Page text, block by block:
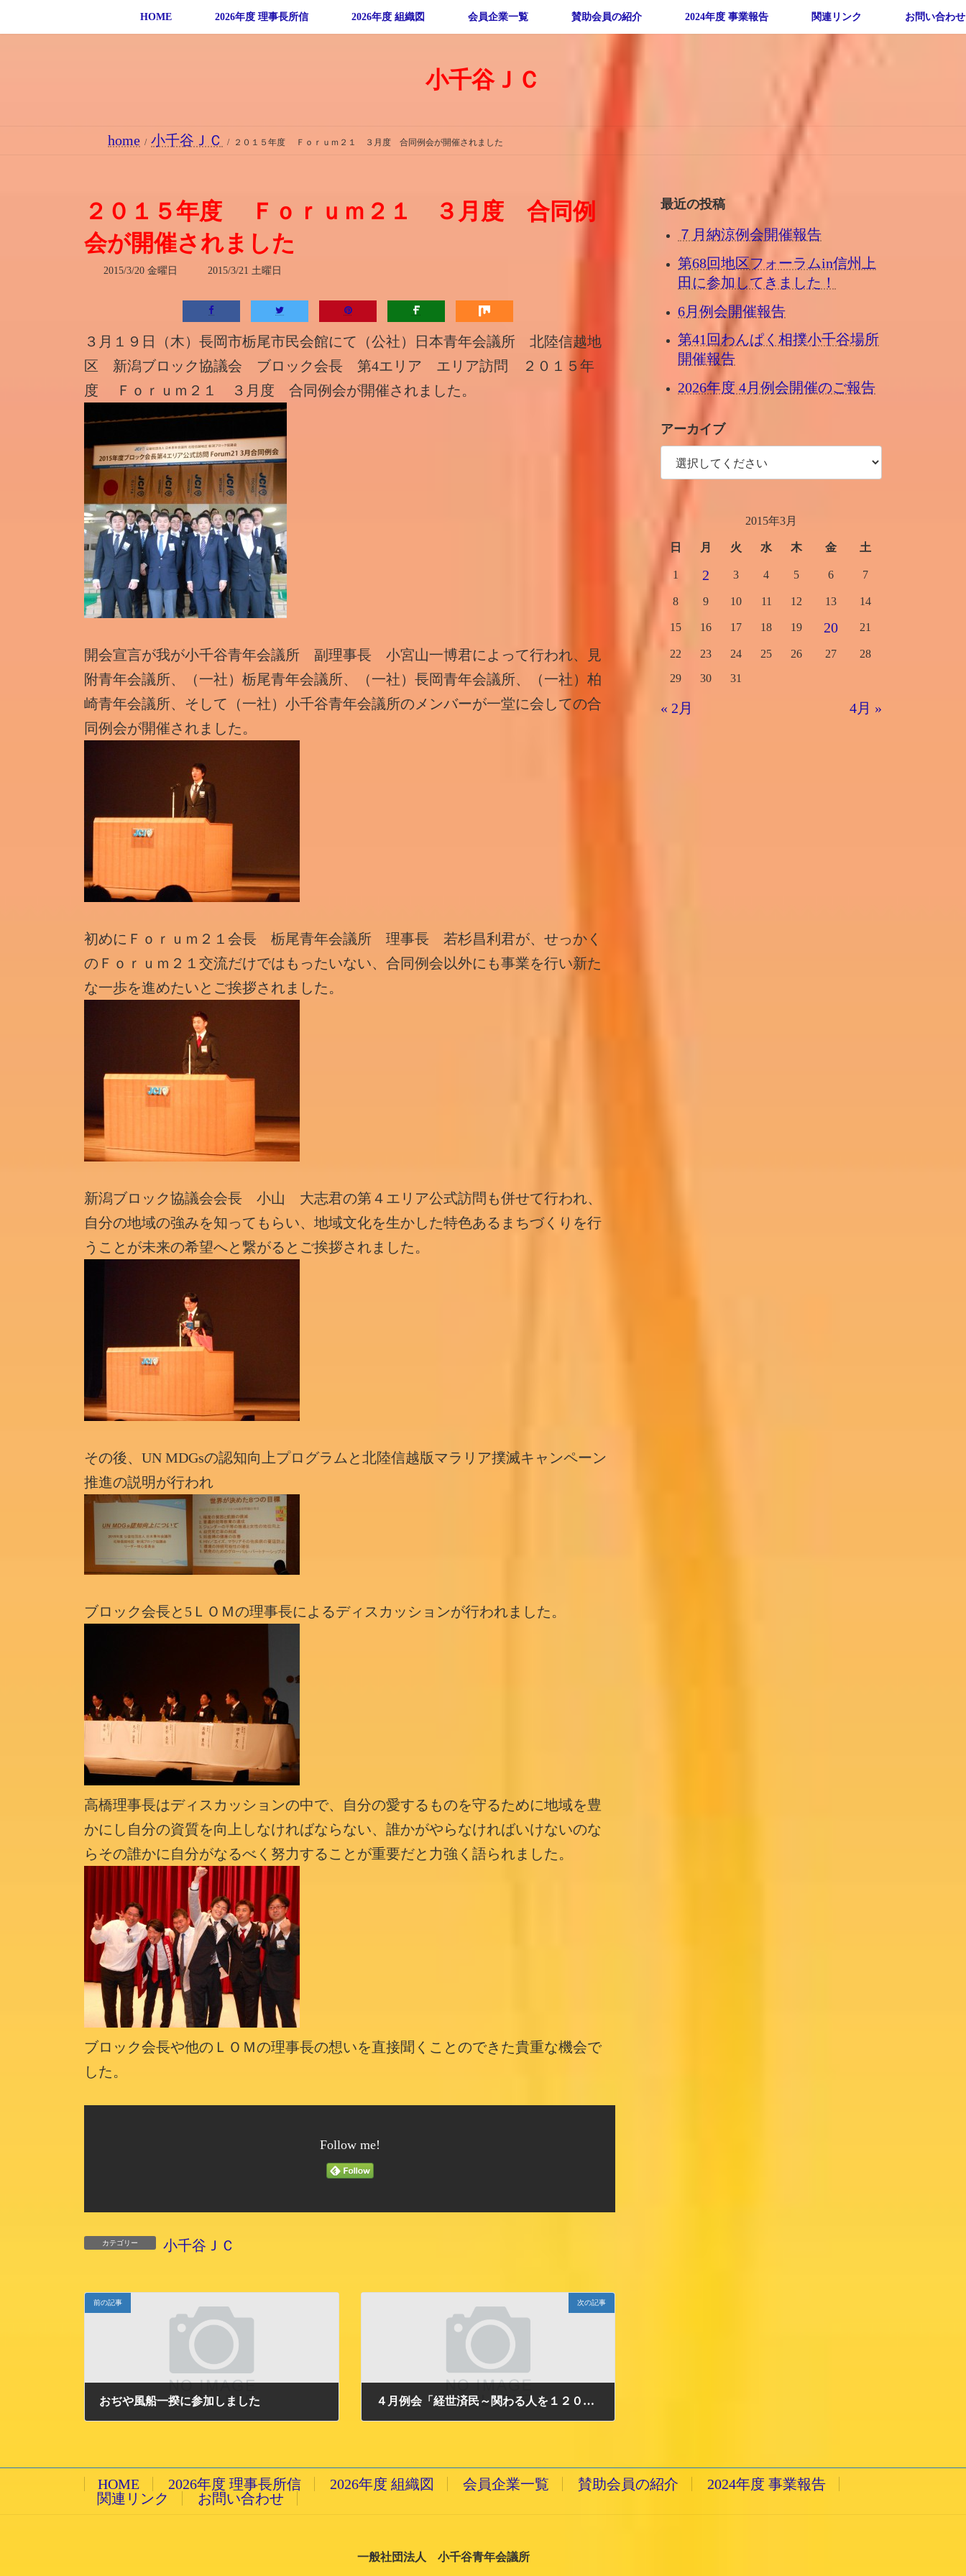
HOME 2026年度 理事長所信 2026年度 組織図 会員企業一覧 賛助会員の紹介 2024年度 事業報告 関連リンク お問い合わせ
小千谷ＪＣ
home 小千谷ＪＣ ２０１５年度 Ｆｏｒｕｍ２１ ３月度 合同例会が開催されました
２０１５年度 Ｆｏｒｕｍ２１ ３月度 合同例
会が開催されました
2015/3/20 金曜日
最
新
日
時
:
2015/3/21 土曜日
３月１９日（木）長岡市栃尾市民会館にて（公社）日本青年会議所 北陸信越地
区 新潟ブロック協議会 ブロック会長 第4エリア エリア訪問 ２０１５年
度 Ｆｏｒｕｍ２１ ３月度 合同例会が開催されました。
開会宣言が我が小千谷青年会議所 副理事長 小宮山一博君によって行われ、見
附青年会議所、（一社）栃尾青年会議所、（一社）長岡青年会議所、（一社）柏
崎青年会議所、そして（一社）小千谷青年会議所のメンバーが一堂に会しての合
同例会が開催されました。
初めにＦｏｒｕｍ２１会長 栃尾青年会議所 理事長 若杉昌利君が、せっかく
のＦｏｒｕｍ２１交流だけではもったいない、合同例会以外にも事業を行い新た
な一歩を進めたいとご挨拶されました。
新潟ブロック協議会会長 小山 大志君の第４エリア公式訪問も併せて行われ、
自分の地域の強みを知ってもらい、地域文化を生かした特色あるまちづくりを行
うことが未来の希望へと繋がるとご挨拶されました。
その後、UN MDGsの認知向上プログラムと北陸信越版マラリア撲滅キャンペーン
推進の説明が行われ
ブロック会長と5ＬＯＭの理事長によるディスカッションが行われました。
高橋理事長はディスカッションの中で、自分の愛するものを守るために地域を豊
かにし自分の資質を向上しなければならない、誰かがやらなければいけないのな
らその誰かに自分がなるべく努力することが重要だと力強く語られました。
ブロック会長や他のＬＯＭの理事長の想いを直接聞くことのできた貴重な機会で
した。
Follow me!
カテゴリー 小千谷ＪＣ
前の記事
おぢや風船一揆に参加しました
次の記事
４月例会「経世済民～関わる人を１２０％ハッピーにする仕組み～」開催のお知らせ
最近の投稿
７月納涼例会開催報告
第68回地区フォーラムin信州上
田に参加してきました！
6月例会開催報告
第41回わんぱく相撲小千谷場所
開催報告
2026年度 4月例会開催のご報告
アーカイブ
2015年3月
日 月 火 水 木 金 土
1 2 3 4 5 6 7
8 9 10 11 12 13 14
15 16 17 18 19 20 21
22 23 24 25 26 27
28
29
30 31
« 2月 4月 »
HOME 2026年度 理事長所信 2026年度 組織図 会員企業一覧 賛助会員の紹介
2024年度 事業報告
関連リンク
お問い合わせ
一般社団法人 小千谷青年会議所